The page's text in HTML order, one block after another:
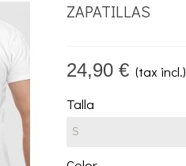
ZAPATILLAS
24,90 € (tax incl.)
Talla